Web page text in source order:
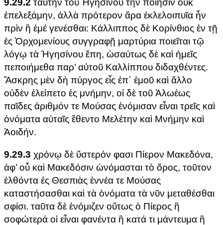
9.29.2 ταύτην τοῦ Ἡγησίνου τὴν ποίησιν οὐκ
ἐπελεξάμην, ἀλλὰ πρότερον ἄρα ἐκλελοιπυῖα ἦν
πρὶν ἢ ἐμέ γενέσθαι: Κάλλιππος δὲ Κορίνθιος ἐν τῇ
ἐς Ὀρχομενίους συγγραφῇ μαρτύρια ποιεῖται τῷ
λόγῳ τὰ Ἡγησίνου ἔπη, ὡσαύτως δὲ καὶ ἡμεῖς
πεποιήμεθα παρ’ αὐτοῦ Καλλίππου διδαχθέντες.
Ἄσκρης μὲν δὴ πύργος εἷς ἐπ᾽ ἐμοῦ καὶ ἄλλο
οὐδὲν ἐλείπετο ἐς μνήμην, οἱ δὲ τοῦ Ἀλωέως
παῖδες ἀριθμόν τε Μούσας ἐνόμισαν εἶναι τρεῖς καὶ
ὀνόματα αὐταῖς ἔθεντο Μελέτην καὶ Μνήμην καὶ
Ἀοιδήν.
9.29.3 χρόνῳ δὲ ὕστερόν φασι Πίερον Μακεδόνα,
ἀφ’ οὗ καὶ Μακεδόσιν ὠνόμασται τὸ ὄρος, τοῦτον
ἐλθόντα ἐς Θεσπιὰς ἐννέα τε Μούσας
καταστήσασθαι καὶ τὰ ὀνόματα τὰ νῦν μεταθέσθαι
σφίσι. ταῦτα δὲ ἐνόμιζεν οὕτως ὁ Πίερος ἢ
σοφώτερά οἱ εἶναι φανέντα ἢ κατά τι μάντευμα ἢ